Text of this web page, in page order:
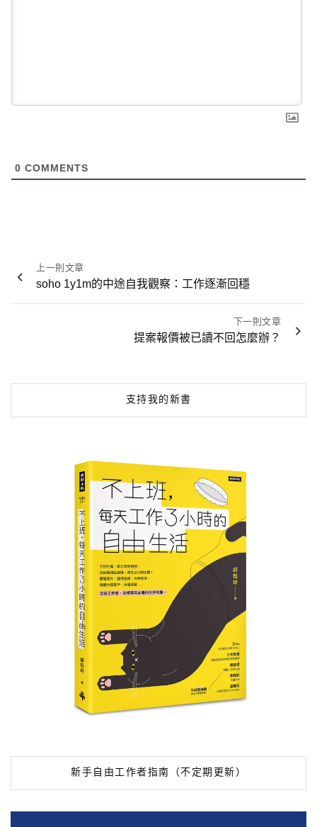
0 COMMENTS
文
章
上一則文章
soho 1y1m的中途自我觀察：工作逐漸回穩
下一則文章
提案報價被已讀不回怎麼辦？
支持我的新書
新手自由工作者指南（不定期更新）